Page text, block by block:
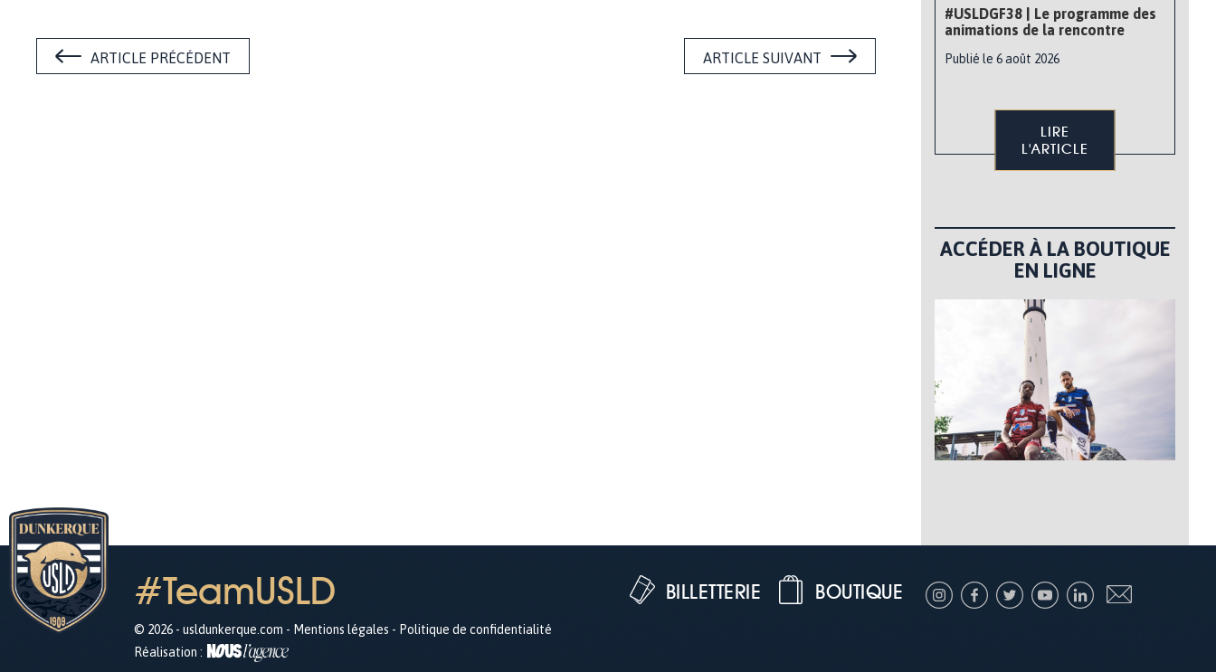
ARTICLE PRÉCÉDENT ARTICLE SUIVANT
#USLDGF38 | Le programme des
animations de la rencontre
Publié le 6 août 2026
LIRE
L'ARTICLE
ACCÉDER À LA BOUTIQUE
EN LIGNE
#TeamUSLD
© 2026 - usldunkerque.com - Mentions légales - Politique de confidentialité
Réalisation :
BOUTIQUE
BILLETTERIE